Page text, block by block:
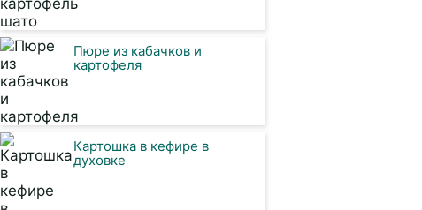
Пюре из кабачков и
картофеля
Картошка в кефире в
духовке